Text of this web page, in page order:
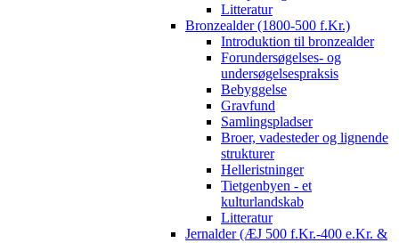
Litteratur
Bronzealder (1800-500 f.Kr.)
Introduktion til bronzealder
Forundersøgelses- og
undersøgelsespraksis
Bebyggelse
Gravfund
Samlingspladser
Broer, vadesteder og lignende
strukturer
Helleristninger
Tietgenbyen - et
kulturlandskab
Litteratur
Jernalder (ÆJ 500 f.Kr.-400 e.Kr. &